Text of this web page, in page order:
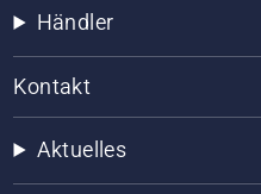
Händler
Kontakt
Aktuelles